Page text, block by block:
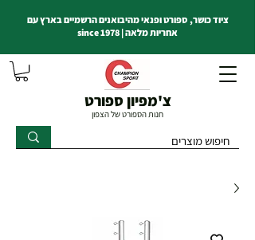
צ'מפיון ספורט
חנות הספורט של הצפון
ציוד כושר, ספורט ופנאי מהיבואנים הרשמיים בארץ עם
אחריות מלאה | since 1978